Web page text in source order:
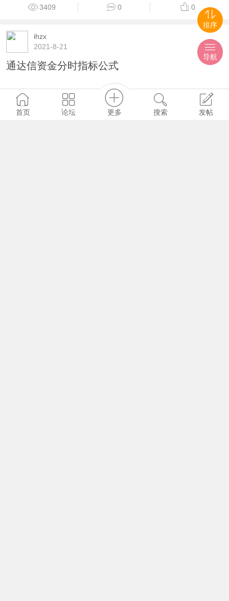
3409 0 0
ihzx
2021-8-21
通达信资金分时指标公式
0
首页 论坛 更多 搜索 发帖
排序
导航